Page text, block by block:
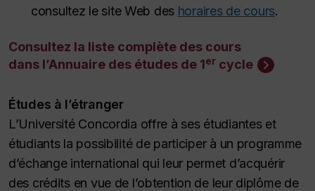
consultez le site Web des horaires de cours.
Consultez la liste complète des cours
dans l’Annuaire des études de 1er cycle
Études à l’étranger
L’Université Concordia offre à ses étudiantes et
étudiants la possibilité de participer à un programme
d’échange international qui leur permet d’acquérir
des crédits en vue de l’obtention de leur diplôme de